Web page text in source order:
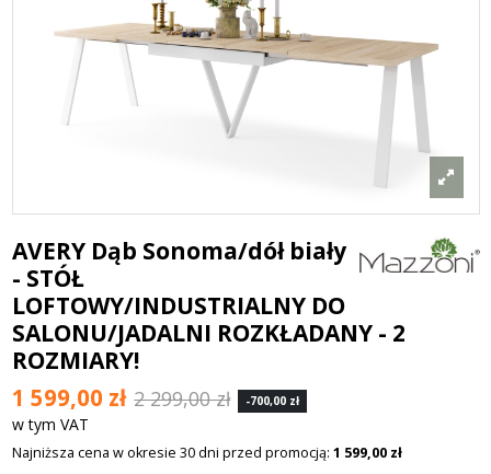
AVERY Dąb Sonoma/dół biały
- STÓŁ
LOFTOWY/INDUSTRIALNY DO
SALONU/JADALNI ROZKŁADANY - 2
ROZMIARY!
1 599,00 zł 2 299,00 zł -700,00 zł
w tym VAT
Najniższa cena w okresie 30 dni przed promocją: 1 599,00 zł